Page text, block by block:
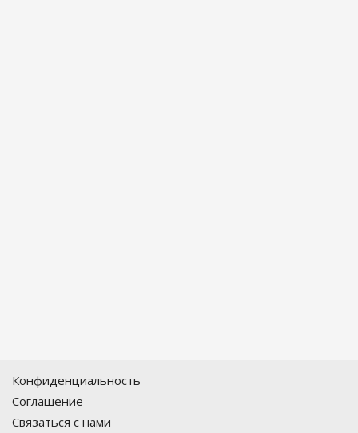
Конфиденциальность
Соглашение
Связаться с нами